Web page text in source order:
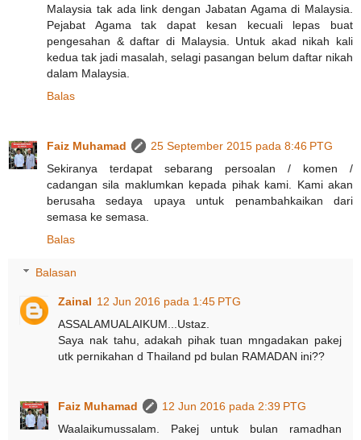
Malaysia tak ada link dengan Jabatan Agama di Malaysia.
Pejabat Agama tak dapat kesan kecuali lepas buat
pengesahan & daftar di Malaysia. Untuk akad nikah kali
kedua tak jadi masalah, selagi pasangan belum daftar nikah
dalam Malaysia.
Balas
Faiz Muhamad
25 September 2015 pada 8:46 PTG
Sekiranya terdapat sebarang persoalan / komen /
cadangan sila maklumkan kepada pihak kami. Kami akan
berusaha sedaya upaya untuk penambahkaikan dari
semasa ke semasa.
Balas
Balasan
Zainal 12 Jun 2016 pada 1:45 PTG
ASSALAMUALAIKUM...Ustaz.
Saya nak tahu, adakah pihak tuan mngadakan pakej
utk pernikahan d Thailand pd bulan RAMADAN ini??
Faiz Muhamad
12 Jun 2016 pada 2:39 PTG
Waalaikumussalam. Pakej untuk bulan ramadhan